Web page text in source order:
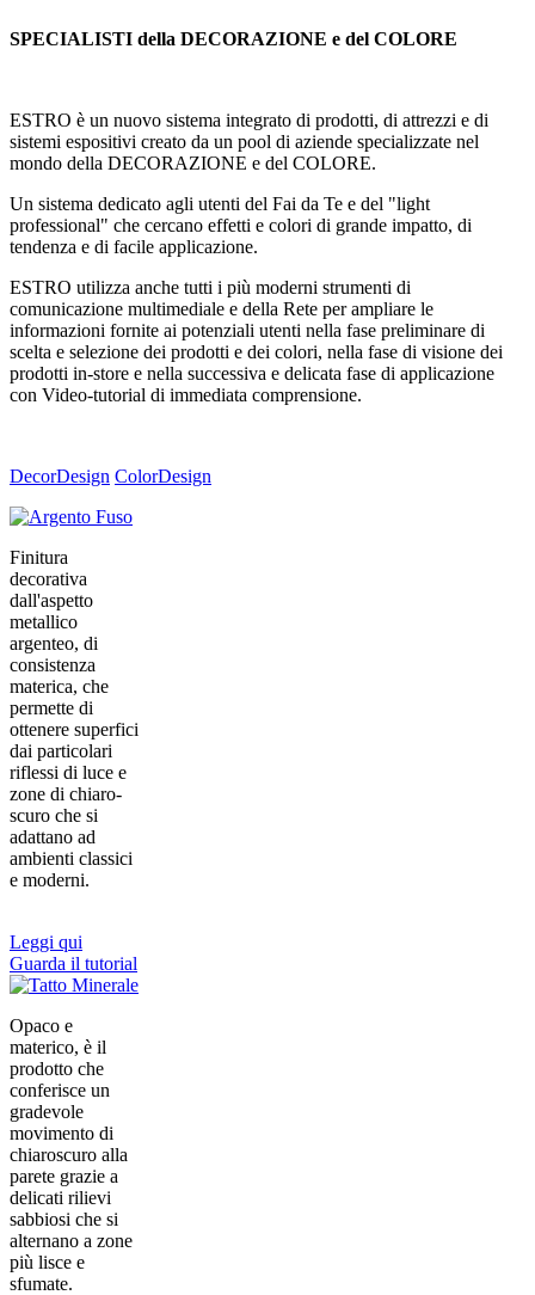
SPECIALISTI della DECORAZIONE e del COLORE
ESTRO è un nuovo sistema integrato di prodotti, di attrezzi e di
sistemi espositivi creato da un pool di aziende specializzate nel
mondo della DECORAZIONE e del COLORE.
Un sistema dedicato agli utenti del Fai da Te e del "light
professional" che cercano effetti e colori di grande impatto, di
tendenza e di facile applicazione.
ESTRO utilizza anche tutti i più moderni strumenti di
comunicazione multimediale e della Rete per ampliare le
informazioni fornite ai potenziali utenti nella fase preliminare di
scelta e selezione dei prodotti e dei colori, nella fase di visione dei
prodotti in-store e nella successiva e delicata fase di applicazione
con Video-tutorial di immediata comprensione.
DecorDesign ColorDesign
Finitura
decorativa
dall'aspetto
metallico
argenteo, di
consistenza
materica, che
permette di
ottenere superfici
dai particolari
riflessi di luce e
zone di chiaro-
scuro che si
adattano ad
ambienti classici
e moderni.
Leggi qui
Guarda il tutorial
Opaco e
materico, è il
prodotto che
conferisce un
gradevole
movimento di
chiaroscuro alla
parete grazie a
delicati rilievi
sabbiosi che si
alternano a zone
più lisce e
sfumate.